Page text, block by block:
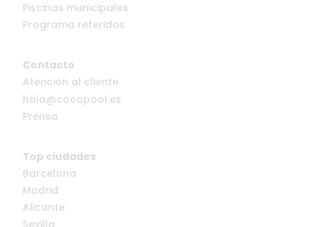
Piscinas municipales
Programa referidos
Contacto
Atención al cliente
hola@cocopool.es
Prensa
Top ciudades
Barcelona
Madrid
Alicante